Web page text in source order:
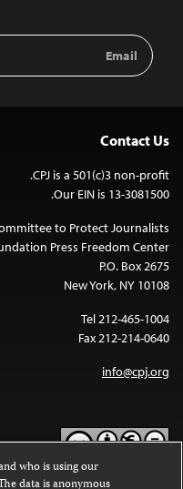
Email
Address
Contact Us
CPJ is a 501(c)3 non-profit.
Our EIN is 13-3081500.
to Protect Journalists
Press Freedom Center
P.O. Box 2675
New York, NY 10108
Tel 212-465-1004
Fax 212-214-0640
info@cpj.org
who is using our
data is anonymous